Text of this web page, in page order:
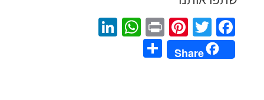
Facebook
Twitter
Pinterest
Print
WhatsApp
Share